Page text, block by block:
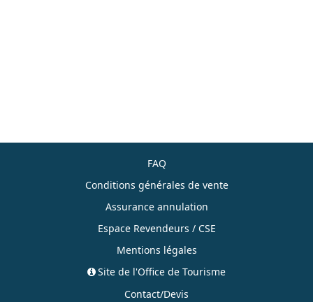
FAQ
Conditions générales de vente
Assurance annulation
Espace Revendeurs / CSE
Mentions légales
Site de l'Office de Tourisme
Contact/Devis